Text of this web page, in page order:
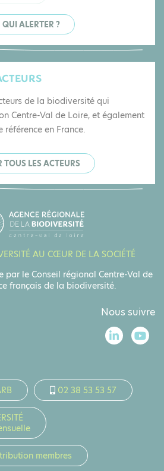
QUI ALERTER ?
de la biodiversité qui
Centre-Val de Loire, et également
en France.
TOUS LES ACTEURS
Nous suivre
AU CŒUR DE LA SOCIÉTÉ
par le Conseil régional Centre-Val de
français de la biodiversité.
02 38 53 53 57
membres